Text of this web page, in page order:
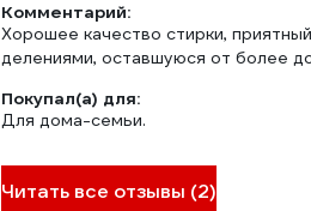
Комментарий:
Хорошее качество стирки,
делениями, оставшуюся от более
Покупал(а) для:
Для дома-семьи.
Читать все отзывы (2)